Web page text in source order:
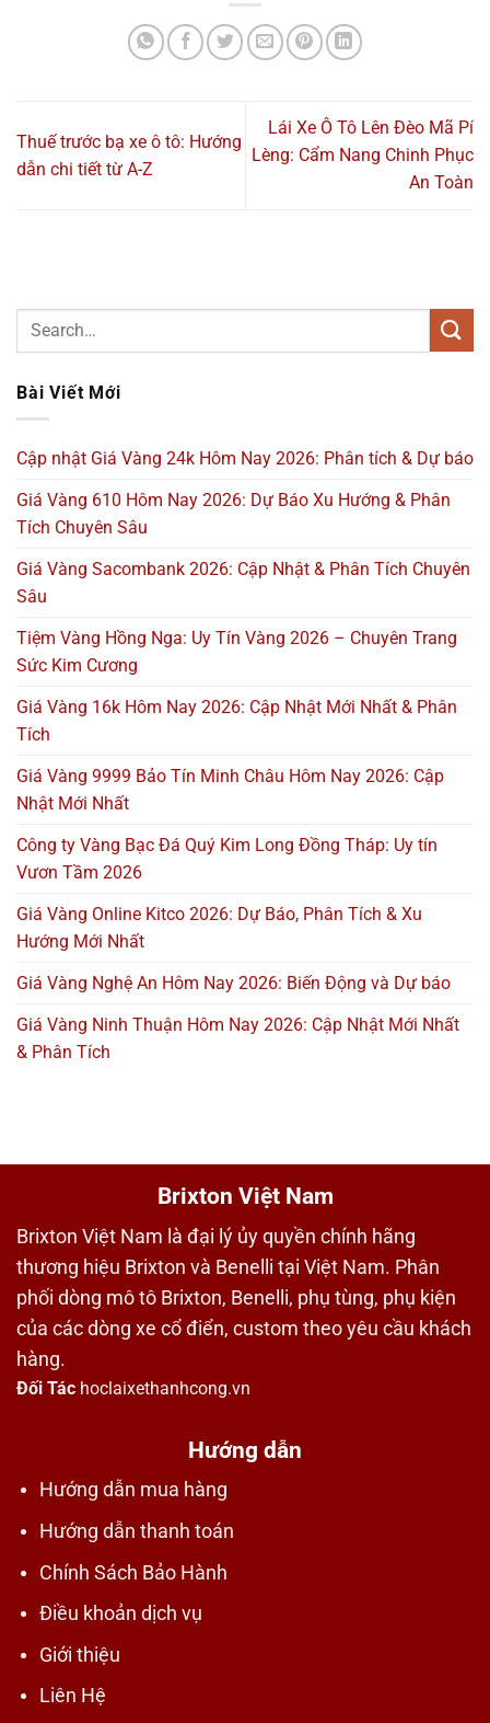
Thuế trước bạ xe ô tô: Hướng
dẫn chi tiết từ A-Z
Lái Xe Ô Tô Lên Đèo Mã Pí
Lèng: Cẩm Nang Chinh Phục
An Toàn
Bài Viết Mới
Cập nhật Giá Vàng 24k Hôm Nay 2026: Phân tích & Dự báo
Giá Vàng 610 Hôm Nay 2026: Dự Báo Xu Hướng & Phân
Tích Chuyên Sâu
Giá Vàng Sacombank 2026: Cập Nhật & Phân Tích Chuyên
Sâu
Tiệm Vàng Hồng Nga: Uy Tín Vàng 2026 – Chuyên Trang
Sức Kim Cương
Giá Vàng 16k Hôm Nay 2026: Cập Nhật Mới Nhất & Phân
Tích
Giá Vàng 9999 Bảo Tín Minh Châu Hôm Nay 2026: Cập
Nhật Mới Nhất
Công ty Vàng Bạc Đá Quý Kim Long Đồng Tháp: Uy tín
Vươn Tầm 2026
Giá Vàng Online Kitco 2026: Dự Báo, Phân Tích & Xu
Hướng Mới Nhất
Giá Vàng Nghệ An Hôm Nay 2026: Biến Động và Dự báo
Giá Vàng Ninh Thuận Hôm Nay 2026: Cập Nhật Mới Nhất
& Phân Tích
Brixton Việt Nam
Brixton Việt Nam là đại lý ủy quyền chính hãng
thương hiệu Brixton và Benelli tại Việt Nam. Phân
phối dòng mô tô Brixton, Benelli, phụ tùng, phụ kiện
của các dòng xe cổ điển, custom theo yêu cầu khách
hàng.
Đối Tác hoclaixethanhcong.vn
Hướng dẫn
Hướng dẫn mua hàng
Hướng dẫn thanh toán
Chính Sách Bảo Hành
Điều khoản dịch vụ
Giới thiệu
Liên Hệ